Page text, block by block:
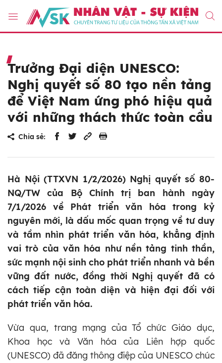
Trưởng Đại diện UNESCO:
Nghị quyết số 80 tạo nền tảng
để Việt Nam ứng phó hiệu quả
với những thách thức toàn cầu
Chia sẻ:
Hà Nội (TTXVN 1/2/2026) Nghị quyết số 80-
NQ/TW của Bộ Chính trị ban hành ngày
7/1/2026 về Phát triển văn hóa trong kỷ
nguyên mới, là dấu mốc quan trọng về tư duy
và tầm nhìn phát triển văn hóa, khẳng định
vai trò của văn hóa như nền tảng tinh thần,
sức mạnh nội sinh cho phát triển nhanh và bền
vững đất nước, đồng thời Nghị quyết đã có
cách tiếp cận toàn diện và hiện đại đối với
phát triển văn hóa.
Vừa qua, trang mạng của Tổ chức Giáo dục,
Khoa học và Văn hóa của Liên hợp quốc
(UNESCO) đã đăng thông điệp của UNESCO chúc